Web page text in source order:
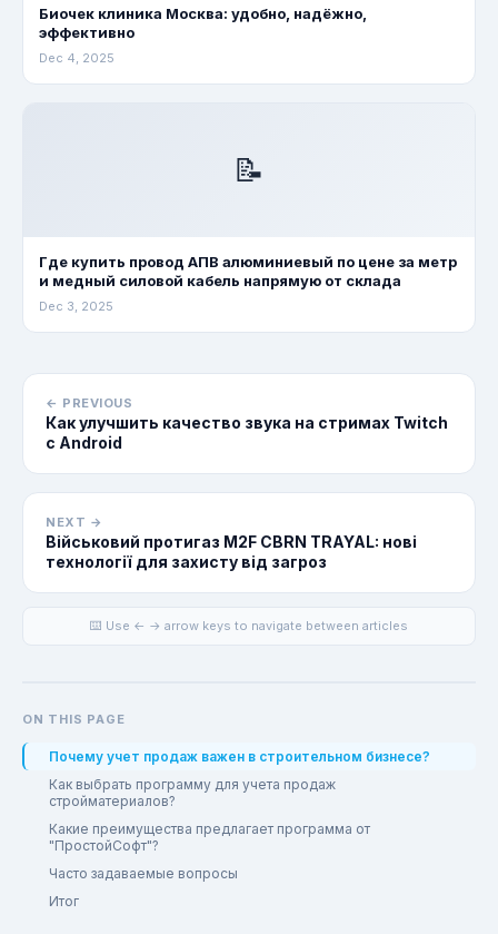
Биочек клиника Москва: удобно, надёжно,
эффективно
Dec 4, 2025
📝
Где купить провод АПВ алюминиевый по цене за метр
и медный силовой кабель напрямую от склада
Dec 3, 2025
← PREVIOUS
Как улучшить качество звука на стримах Twitch
с Android
NEXT →
Військовий протигаз M2F CBRN TRAYAL: нові
технології для захисту від загроз
⌨️ Use ← → arrow keys to navigate between articles
ON THIS PAGE
Почему учет продаж важен в строительном бизнесе?
Как выбрать программу для учета продаж
стройматериалов?
Какие преимущества предлагает программа от
"ПростойСофт"?
Часто задаваемые вопросы
Итог